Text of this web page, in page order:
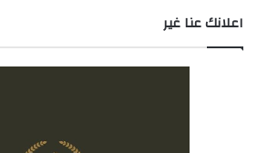
اعلانك عنا غير